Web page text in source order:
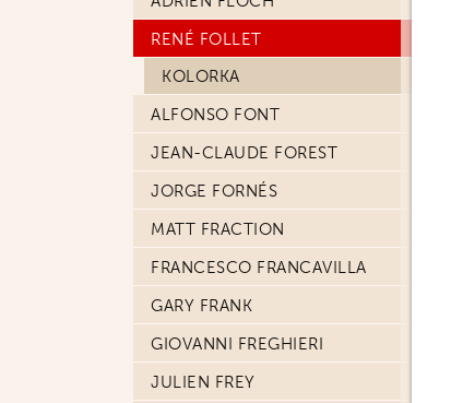
RENÉ FOLLET
KOLORKA
ALFONSO FONT
JEAN-CLAUDE FOREST
JORGE FORNÉS
MATT FRACTION
FRANCESCO FRANCAVILLA
GARY FRANK
GIOVANNI FREGHIERI
JULIEN FREY